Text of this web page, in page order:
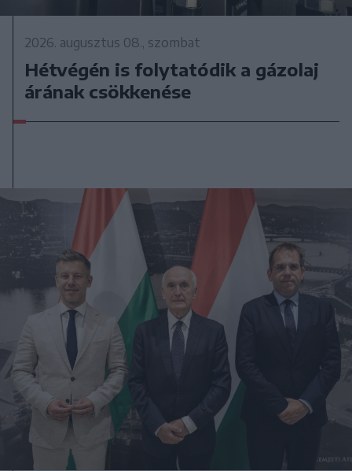
2026. augusztus 08., szombat
Hétvégén is folytatódik a gázolaj
árának csökkenése